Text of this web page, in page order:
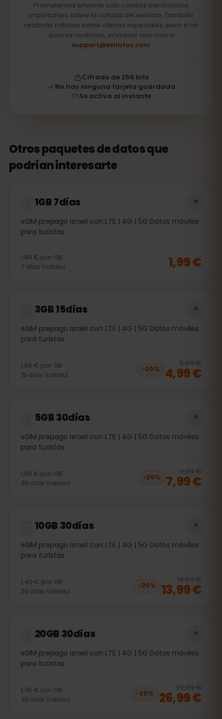
Prometemos enviarte solo correos electrónicos
importantes sobre la calidad del servicio. También
recibirás noticias sobre ofertas especiales, pero si no
quieres recibirlas, envíanos una nota a
support@esimfox.com
Cifrado de 256 bits
No hay ninguna tarjeta guardada
Se activa al instante
Otros paquetes de datos que
podrían interesarte
1GB 7días
eSIM prepago Israel con LTE | 4G | 5G Datos móviles
para turistas
1,99 € por GB
7 días Validez 1,99 €
3GB 15días
eSIM prepago Israel con LTE | 4G | 5G Datos móviles
para turistas
1,66 € por GB
15 días Validez
−20%
5,99 €
4,99 €
5GB 30días
eSIM prepago Israel con LTE | 4G | 5G Datos móviles
para turistas
1,60 € por GB
30 días Validez
−20%
9,99 €
7,99 €
10GB 30días
eSIM prepago Israel con LTE | 4G | 5G Datos móviles
para turistas
1,40 € por GB
30 días Validez
−20%
16,99 €
13,99 €
20GB 30días
eSIM prepago Israel con LTE | 4G | 5G Datos móviles
para turistas
1,35 € por GB
30 días Validez
−20%
33,99 €
26,99 €